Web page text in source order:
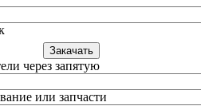
Закачать
через запятую
или запчасти